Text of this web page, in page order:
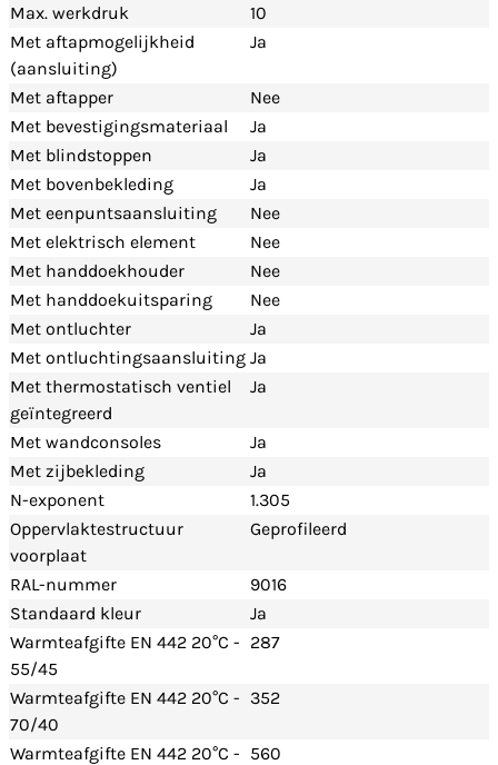
Max. werkdruk
10
Met aftapmogelijkheid
(aansluiting)
Ja
Met aftapper
Nee
Met bevestigingsmateriaal
Ja
Met blindstoppen
Ja
Met bovenbekleding
Ja
Met eenpuntsaansluiting
Nee
Met elektrisch element
Nee
Met handdoekhouder
Nee
Met handdoekuitsparing
Nee
Met ontluchter
Ja
Met ontluchtingsaansluiting Ja
Met thermostatisch ventiel
geïntegreerd
Ja
Met wandconsoles
Ja
Met zijbekleding
Ja
N-exponent
1.305
Oppervlaktestructuur
voorplaat
Geprofileerd
RAL-nummer
9016
Standaard kleur
Ja
Warmteafgifte EN 442 20°C -
55/45
287
Warmteafgifte EN 442 20°C -
70/40
352
Warmteafgifte EN 442 20°C - 560